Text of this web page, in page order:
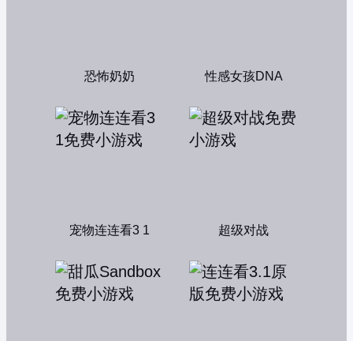
恐怖奶奶 性感女孩DNA
宠物连连看3 1 超级对战